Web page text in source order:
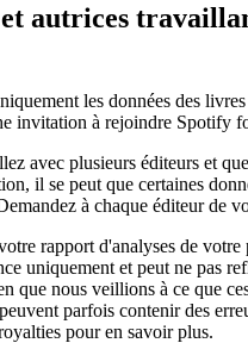
autrices
les données des
invitation à rejoindre Spotify
avec plusieurs éditeurs et
il se peut que certaines
à chaque éditeur de
rapport d'analyses de
uniquement et peut ne pas
que nous veillions à ce que
parfois contenir des
pour en savoir plus.